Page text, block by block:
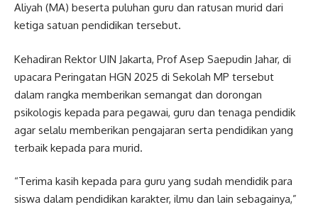
Aliyah (MA) beserta puluhan guru dan ratusan murid dari
ketiga satuan pendidikan tersebut.
Kehadiran Rektor UIN Jakarta, Prof Asep Saepudin Jahar, di
upacara Peringatan HGN 2025 di Sekolah MP tersebut
dalam rangka memberikan semangat dan dorongan
psikologis kepada para pegawai, guru dan tenaga pendidik
agar selalu memberikan pengajaran serta pendidikan yang
terbaik kepada para murid.
“Terima kasih kepada para guru yang sudah mendidik para
siswa dalam pendidikan karakter, ilmu dan lain sebagainya,”